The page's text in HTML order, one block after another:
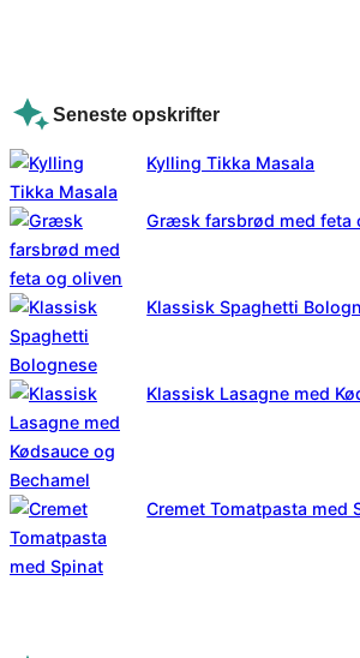
Seneste opskrifter
Kylling Tikka Masala
Græsk farsbrød med feta
Klassisk Spaghetti
Klassisk Lasagne med
Cremet Tomatpasta med